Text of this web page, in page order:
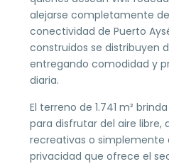
alejarse completamente
conectividad de Puerto
construidos se distribuyen
entregando comodidad y
diaria.
El terreno de 1.741 m²
para disfrutar del aire libre,
recreativas o simplemente
privacidad que ofrece el